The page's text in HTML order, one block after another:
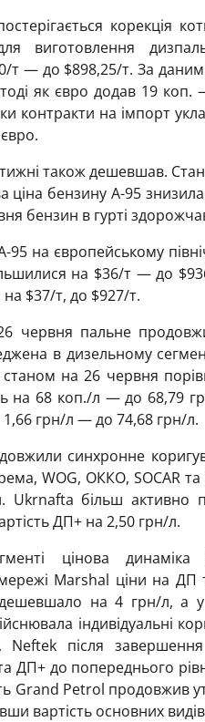
корекція
виготовлення
т — до $898,25/т. За
як євро додав 19
контракти на імпорт
також дешевшав.
ціна бензину А-95
бензин в гурті
на європейському
на $36/т — до
на $37/т, до $927/т.
червня пальне
в дизельному
станом на 26 червня
на 68 коп./л — до 68,79
грн/л — до 74,68 грн/л.
синхронне
WOG, ОККО, SOCAR
більш активно
ДП+ на 2,50 грн/л.
цінова
Marshal ціни на
на 4 грн/л, а
індивідуальні
Neftek після
ДП+ до попереднього
Grand Petrol продовжив
вартість основних